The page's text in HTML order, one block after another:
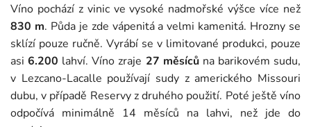
Víno pochází z vinic ve vysoké nadmořské výšce více než
830 m. Půda je zde vápenitá a velmi kamenitá. Hrozny se
sklízí pouze ručně. Vyrábí se v limitované produkci, pouze
asi6.200 lahví. Víno zraje 27 měsícůna barikovém sudu,
v Lezcano-Lacalle používají sudy z amerického Missouri
dubu, v případě Reservy z druhého použití. Poté ještě víno
odpočívá minimálně 14 měsíců na lahvi, než jde do